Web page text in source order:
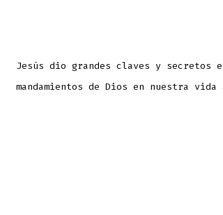
Jesús dio grandes claves y secretos
mandamientos de Dios en nuestra